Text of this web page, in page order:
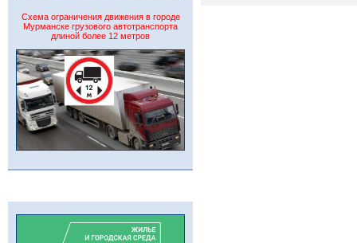
Схема ограничения движения в городе
Мурманске грузового автотранспорта
длиной более 12 метров